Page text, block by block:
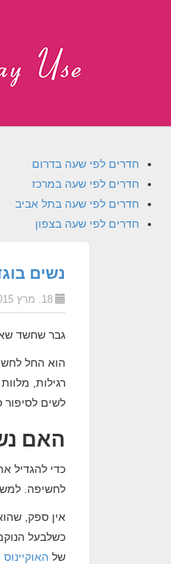
חדרים לפי שעה בדרום
חדרים לפי שעה במרכז
חדרים לפי שעה בתל אביב
חדרים לפי שעה בצפון
נשים
18. מרץ 2015
גבר שחשד
רגילות,
לשים לסיפור
האם
כדי להגדיל
לחשיפה.
אין ספק,
כשלבעל
של